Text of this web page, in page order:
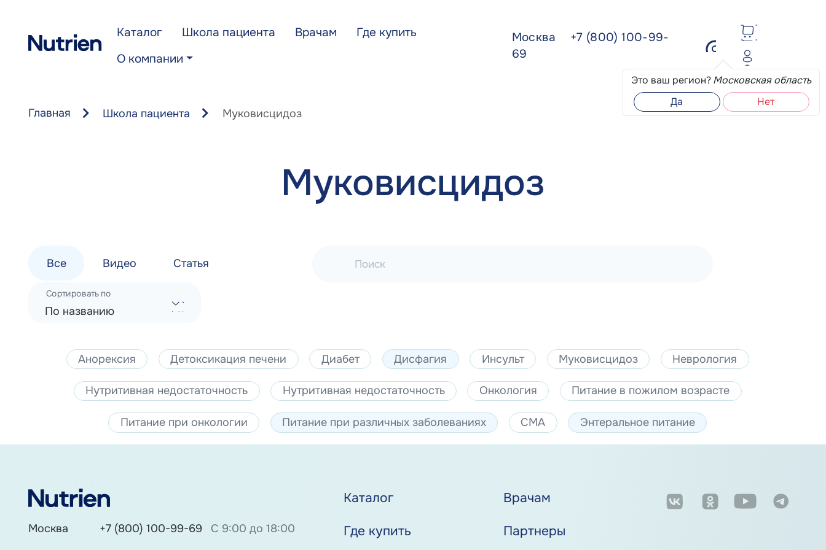
Каталог Школа пациента Врачам
Где купить
О компании
Москва
+7 (800) 100-99-
69
Это ваш регион?Московская область
Да
Нет
Главная Школа пациента Муковисцидоз
Муковисцидоз
Все Видео Статья Поиск
По названию
Сортировать по
Анорексия Детоксикация печени Диабет Дисфагия Инсульт Муковисцидоз Неврология
Нутритивная недостаточность Нутритивная недостаточность Онкология Питание в пожилом возрасте
Питание при онкологии Питание при различных заболеваниях СМА Энтеральное питание
Москва +7 (800) 100-99-69
С 9:00 до 18:00
Каталог Врачам
Где купить Партнеры